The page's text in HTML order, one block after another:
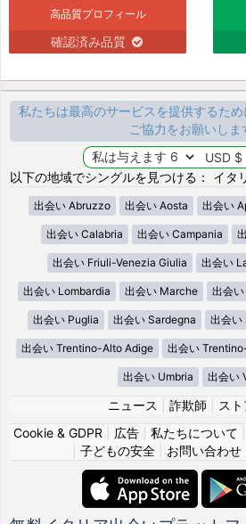
高品質プロフィール
確認済み品質
私たちは最高のサービスを提供するため
ご協力をお願いしま
以下の地域でシングルを見つける： イタ
出会い Abruzzo 出会い Aosta 出会い
出会い Calabria 出会い Campania
出会い Friuli-Venezia Giulia 出会い
出会い Lombardia 出会い Marche 出会
出会い Puglia 出会い Sardegna 出会い
出会い Trentino-Alto Adige 出会い
出会い Umbria 出会い
ニュース 詐欺師 スト
Cookie & GDPR
広告 私たちについて
子どもの安全| お問い合わせ|